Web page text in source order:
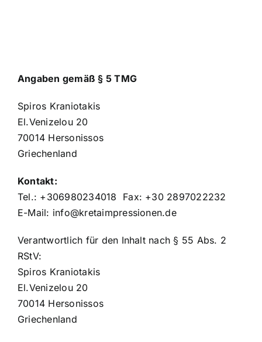
Angaben gemäß § 5 TMG
Spiros Kraniotakis
El.Venizelou 20
70014 Hersonissos
Griechenland
Kontakt:
Tel.: +306980234018 Fax: +30 2897022232
E-Mail: info@kretaimpressionen.de
Verantwortlich für den Inhalt nach § 55 Abs. 2
RStV:
Spiros Kraniotakis
El.Venizelou 20
70014 Hersonissos
Griechenland